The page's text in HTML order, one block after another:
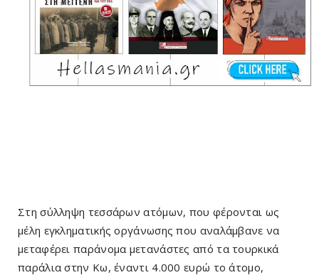
Στη σύλληψη τεσσάρων ατόμων, που φέρονται ως
μέλη εγκληματικής οργάνωσης που αναλάμβανε να
μεταφέρει παράνομα μετανάστες από τα τουρκικά
παράλια στην Κω, έναντι 4.000 ευρώ το άτομο,